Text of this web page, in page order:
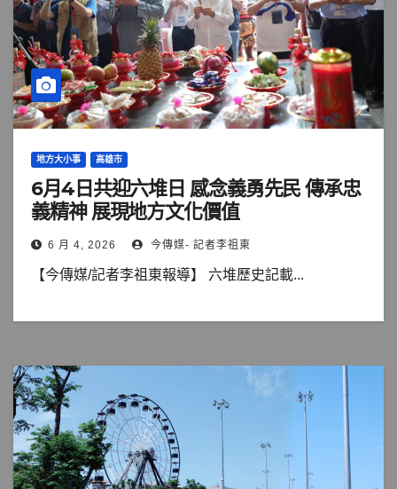
地方大小事 高雄市
6月4日共迎六堆日 感念義勇先民 傳承忠
義精神 展現地方文化價值
6 月 4, 2026 今傳媒- 記者李祖東
【今傳媒/記者李祖東報導】 六堆歷史記載...